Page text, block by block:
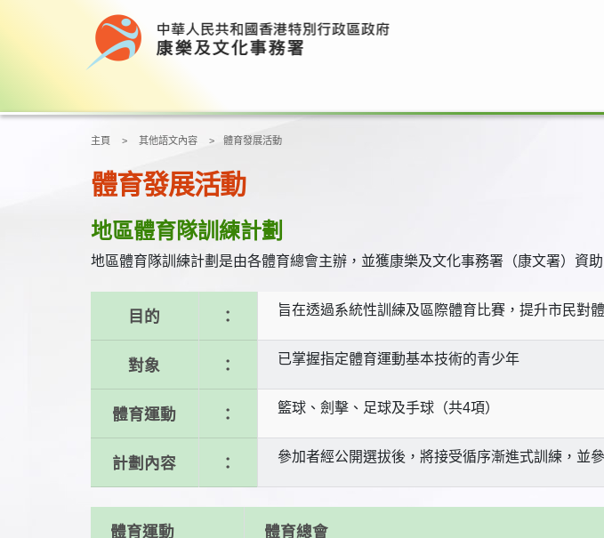
主頁 其他語文內容 體育發展活動
體育發展活動
地區體育隊訓練計劃
地區體育隊訓練計劃是由各體育總會主辦，並獲康樂及文化事務署（康文署）資助
目的 ： 旨在透過系統性訓練及區際體育比賽，提升市民對
對象 ： 已掌握指定體育運動基本技術的青少年
體育運動 ： 籃球、劍擊、足球及手球（共4項）
計劃內容 ： 參加者經公開選拔後，將接受循序漸進式訓練，並
體育運動 體育總會